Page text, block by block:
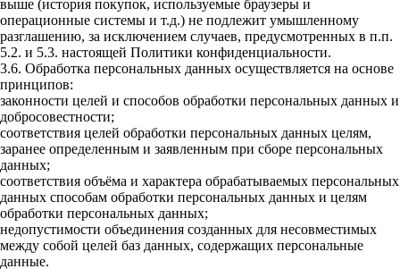
выше (история покупок, используемые браузеры и
операционные системы и т.д.) не подлежит умышленному
разглашению, за исключением случаев, предусмотренных в п.п.
5.2. и 5.3. настоящей Политики конфиденциальности.
3.6. Обработка персональных данных осуществляется на основе
принципов:
законности целей и способов обработки персональных данных и
добросовестности;
соответствия целей обработки персональных данных целям,
заранее определенным и заявленным при сборе персональных
данных;
соответствия объёма и характера обрабатываемых персональных
данных способам обработки персональных данных и целям
обработки персональных данных;
недопустимости объединения созданных для несовместимых
между собой целей баз данных, содержащих персональные
данные.